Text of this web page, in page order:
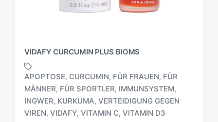
VIDAFY CURCUMIN PLUS BIOMS
c
h
APOPTOSE, CURCUMIN, FÜR FRAUEN, FÜR
MÄNNER, FÜR SPORTLER, IMMUNSYSTEM,
INGWER, KURKUMA, VERTEIDIGUNG GEGEN
VIREN, VIDAFY, VITAMIN C, VITAMIN D3